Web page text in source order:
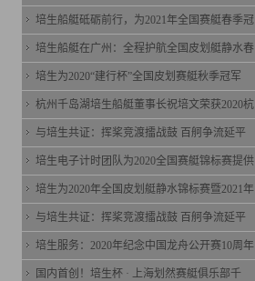
培生船艇砥砺前行，为2021年全国赛艇春季冠
培生船艇在广州：全程护航全国皮划艇静水春
培生为2020“建行杯”全国皮划赛艇秋季冠军
杭州千岛湖培生船艇董事长祝培文荣获2020杭
与培生共证：挥桨竞渡擂战鼓 百舸争流延平
培生电子计时团队为2020全国赛艇锦标赛提供
培生为2020年全国皮划艇静水锦标赛暨2021年
与培生共证：挥桨竞渡擂战鼓 百舸争流延平
培生服务：2020年纪念中国龙舟公开赛10周年
国内首创！培生杯 · 上海划然赛艇俱乐部千